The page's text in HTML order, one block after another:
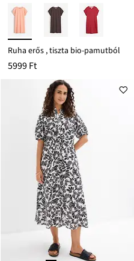
Ruha erős , tiszta bio-pamutból
5999 Ft